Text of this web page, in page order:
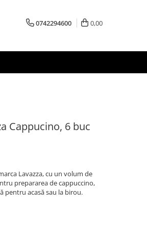
0742294600 0,00
Cappucino, 6 buc
Lavazza, cu un volum de
prepararea de cappuccino,
pentru acasă sau la birou.